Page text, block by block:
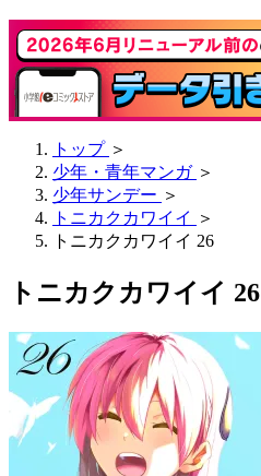
トップ ＞
少年・青年マンガ ＞
少年サンデー ＞
トニカクカワイイ
＞
トニカクカワイイ 26
トニカクカワイイ 26